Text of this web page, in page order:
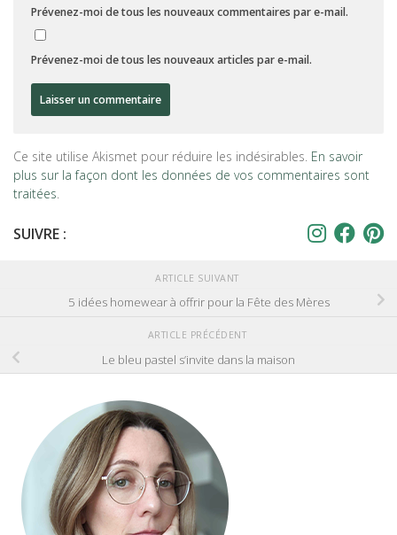
Prévenez-moi de tous les nouveaux commentaires par e-mail.
Prévenez-moi de tous les nouveaux articles par e-mail.
Ce site utilise Akismet pour réduire les indésirables. En savoir
plus sur la façon dont les données de vos commentaires sont
traitées
SUIVRE :
ARTICLE SUIVANT
5 idées homewear à offrir pour la Fête des Mères
ARTICLE PRÉCÉDENT
Le bleu pastel s’invite dans la maison